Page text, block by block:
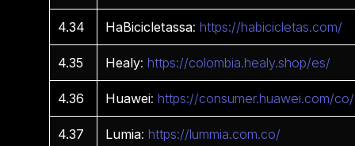
4.34 HaBicicletassa:https://habicicletas.com/
4.35 Healy:https://colombia.healy.shop/es/
4.36 Huawei:https://consumer.huawei.com/co/
4.37 Lumia:https://lummia.com.co/